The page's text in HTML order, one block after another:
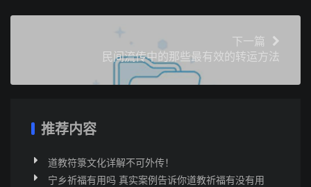
下一篇
民间流传中的那些最有效的转运方法
推荐内容
道教符箓文化详解不可外传！
宁乡祈福有用吗 真实案例告诉你道教祈福有没有用